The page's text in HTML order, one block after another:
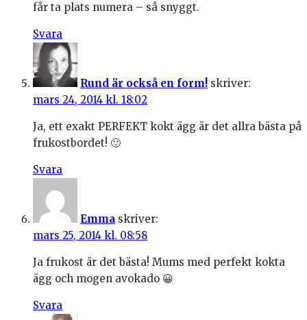
får ta plats numera – så snyggt.
Svara
Rund är också en form! skriver:
mars 24, 2014 kl. 18:02
Ja, ett exakt PERFEKT kokt ägg är det allra bästa på
frukostbordet! 🙂
Svara
Emma skriver:
mars 25, 2014 kl. 08:58
Ja frukost är det bästa! Mums med perfekt kokta
ägg och mogen avokado 😀
Svara